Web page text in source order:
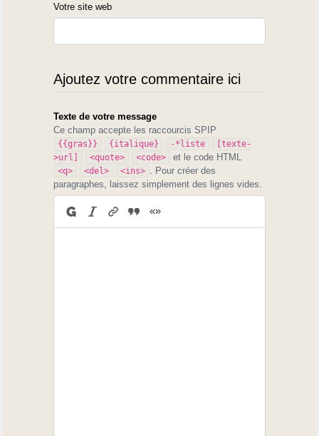
Votre site web
Ajoutez votre commentaire ici
Texte de votre message
Ce champ accepte les raccourcis SPIP
{{gras}} {italique} -*liste
[texte-
>url]
<quote> <code> et le code HTML
<q> <del> <ins> . Pour créer des
paragraphes, laissez simplement des lignes vides.